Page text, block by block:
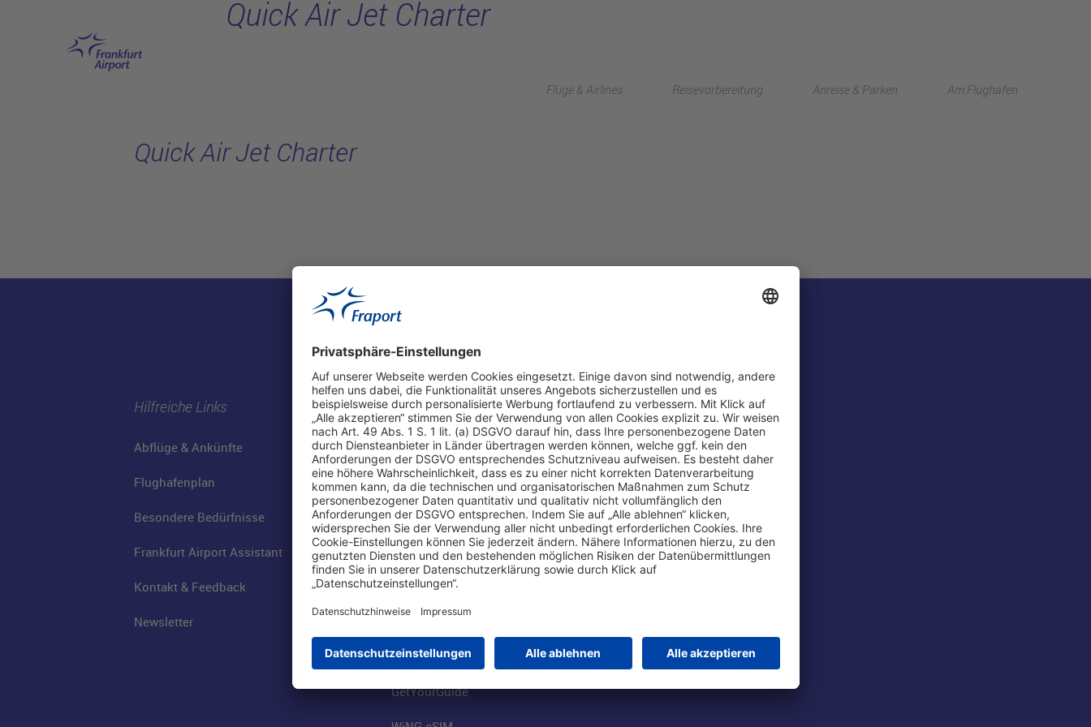
Flüge & Airlines Reisevorbereitung Anreise & Parken Am Flughafen
Quick Air Jet Charter
Quick Air Jet Charter
Hilfreiche Links
Abflüge & Ankünfte
Flughafenplan
Besondere Bedürfnisse
Frankfurt Airport Assistant
Kontakt & Feedback
Newsletter
Online einkaufen & buchen
Parkplätze
Online-Shop
Besucherservices
FRA SmartWay
Hotels am Standort
Mietwagen weltweit
Flüge buchen
GetYourGuide
Über uns
Fraport AG
Business am Airport
FRA Eventlocations
Jobs am Airport
Konzernstrategie